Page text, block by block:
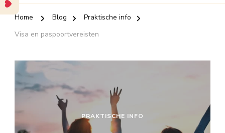
Home Blog
Praktische info
Visa en paspoortvereisten
PRAKTISCHE INFO